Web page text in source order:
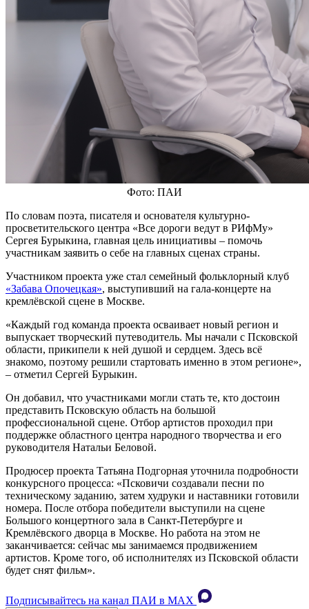
Фото: ПАИ
По словам поэта, писателя и основателя культурно-
просветительского центра «Все дороги ведут в РИфМу»
Сергея Бурыкина, главная цель инициативы – помочь
участникам заявить о себе на главных сценах страны.
Участником проекта уже стал семейный фольклорный клуб
«Забава Опочецкая», выступивший на гала-концерте на
кремлёвской сцене в Москве.
«Каждый год команда проекта осваивает новый регион и
выпускает творческий путеводитель. Мы начали с Псковской
области, прикипели к ней душой и сердцем. Здесь всё
знакомо, поэтому решили стартовать именно в этом регионе»,
– отметил Сергей Бурыкин.
Он добавил, что участниками могли стать те, кто достоин
представить Псковскую область на большой
профессиональной сцене. Отбор артистов проходил при
поддержке областного центра народного творчества и его
руководителя Натальи Беловой.
Продюсер проекта Татьяна Подгорная уточнила подробности
конкурсного процесса: «Псковичи создавали песни по
техническому заданию, затем худруки и наставники готовили
номера. После отбора победители выступили на сцене
Большого концертного зала в Санкт-Петербурге и
Кремлёвского дворца в Москве. Но работа на этом не
заканчивается: сейчас мы занимаемся продвижением
артистов. Кроме того, об исполнителях из Псковской области
будет снят фильм».
Подписывайтесь на канал ПАИ в MAХ